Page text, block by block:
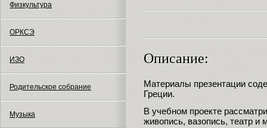
Физкультура
ОРКСЭ
ИЗО
Родительское собрание
Музыка
Описание:
Материалы презентации
Греции.
В учебном проекте
живопись, вазопись, театр и